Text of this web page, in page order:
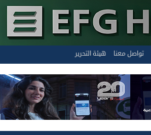
تواصل معنا هيئة التحرير